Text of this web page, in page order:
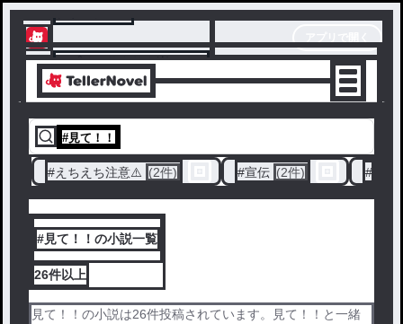
テラーノベル
アプリでサクサク楽しめる
#見て！！
#えちえち注意⚠️ (2件) #宣伝 (2件) #
#見て！！の小説一覧
26件以上
見て！！の小説は26件投稿されています。見て！！と一緒